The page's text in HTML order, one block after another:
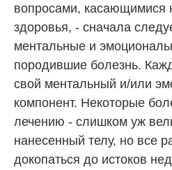
вопросами, касающимися
здоровья, - сначала
ментальные и
породившие болезнь.
свой ментальный и/или
компонент. Некоторые
лечению - слишком уж
нанесенный телу, но все
докопаться до истоков